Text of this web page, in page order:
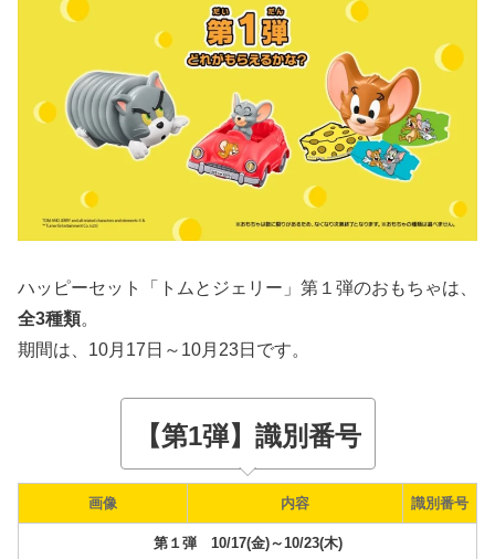
ハッピーセット「トムとジェリー」第１弾のおもちゃは、
全3種類。
期間は、10月17日～10月23日です。
【第1弾】識別番号
画像 内容 識別番号
第１弾 10/17(金)～10/23(木)